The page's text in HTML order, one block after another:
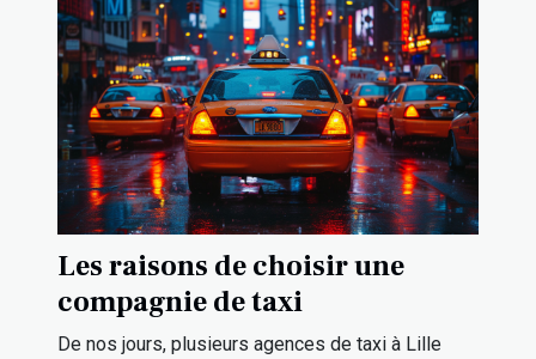
Les raisons de choisir une
compagnie de taxi
De nos jours, plusieurs agences de taxi à Lille